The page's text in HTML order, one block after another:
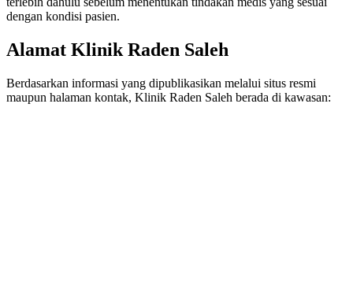
dengan kondisi pasien.
Alamat Klinik Raden Saleh
Berdasarkan informasi yang dipublikasikan melalui situs resmi
maupun halaman kontak, Klinik Raden Saleh berada di kawasan: